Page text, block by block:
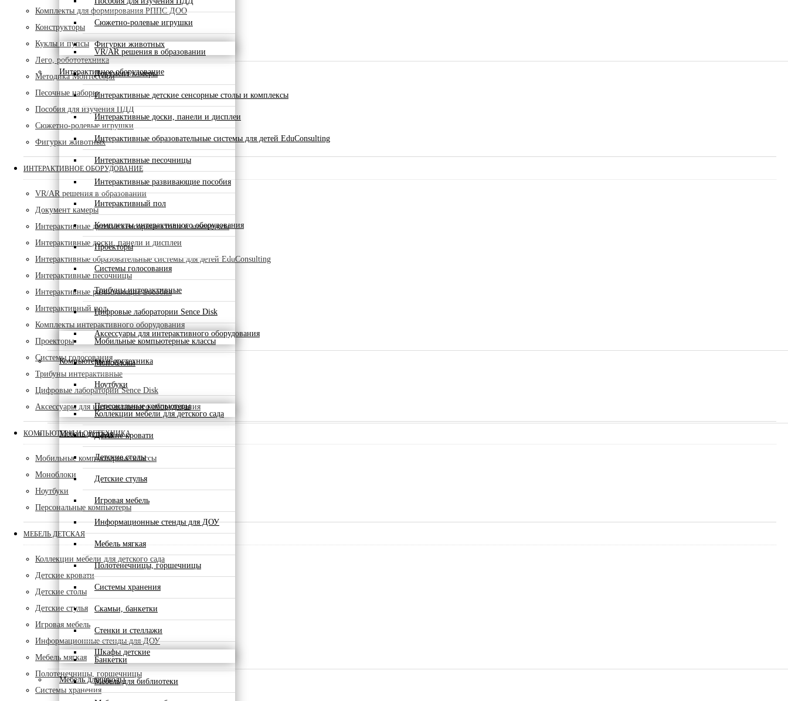
Сюжетно-ролевые игрушки
Фигурки животных
Интерактивное оборудование
VR/AR решения в образовании
Документ камеры
Интерактивные детские сенсорные столы и комплексы
Интерактивные доски, панели и дисплеи
Интерактивные образовательные системы для детей EduConsulting
Интерактивные песочницы
Интерактивные развивающие пособия
Интерактивный пол
Комплекты интерактивного оборудования
Проекторы
Системы голосования
Трибуны интерактивные
Цифровые лаборатории Sence Disk
Аксессуары для интерактивного оборудования
Компьютеры и оргтехника
Мобильные компьютерные классы
Моноблоки
Ноутбуки
Персональные компьютеры
Мебель детская
Коллекции мебели для детского сада
Детские кровати
Детские столы
Детские стулья
Игровая мебель
Информационные стенды для ДОУ
Мебель мягкая
Полотенечницы, горшечницы
Системы хранения
Скамьи, банкетки
Стенки и стеллажи
Шкафы детские
Мебель для школы
Банкетки
Мебель для библиотеки
Комплекты для формирования РППС ДОО
Конструкторы
Куклы и пупсы
Лего, робототехника
Методика Монтессори
Песочные наборы
Пособия для изучения ПДД
Сюжетно-ролевые игрушки
Фигурки животных
ИНТЕРАКТИВНОЕ ОБОРУДОВАНИЕ
VR/AR решения в образовании
Документ камеры
Интерактивные детские сенсорные столы и комплексы
Интерактивные доски, панели и дисплеи
Интерактивные образовательные системы для детей EduConsulting
Интерактивные песочницы
Интерактивные развивающие пособия
Интерактивный пол
Комплекты интерактивного оборудования
Проекторы
Системы голосования
Трибуны интерактивные
Цифровые лаборатории Sence Disk
Аксессуары для интерактивного оборудования
КОМПЬЮТЕРЫ И ОРГТЕХНИКА
Мобильные компьютерные классы
Моноблоки
Ноутбуки
Персональные компьютеры
МЕБЕЛЬ ДЕТСКАЯ
Коллекции мебели для детского сада
Детские кровати
Детские столы
Детские стулья
Игровая мебель
Информационные стенды для ДОУ
Мебель мягкая
Полотенечницы, горшечницы
Системы хранения